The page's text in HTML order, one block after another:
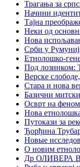
Трагања за
Начини
Тајна
Неки од
Нова
Срби у
Етнолошко-
Под лозинком:
Верске
Стара и нова
Базични
Осврт на
Нова
Путокази за
Ђорђина
Новые
О новим
Др ОЛИВЕРА